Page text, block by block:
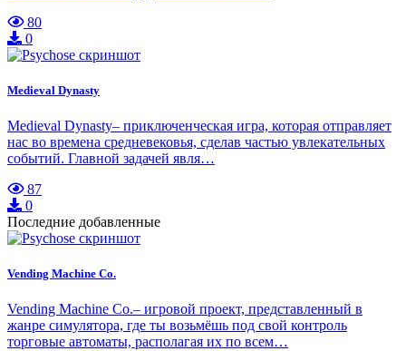
80
0
Medieval Dynasty
Medieval Dynasty– приключенческая игра, которая отправляет
нас во времена средневековья, сделав частью увлекательных
событий. Главной задачей явля…
87
0
Последние добавленные
Vending Machine Co.
Vending Machine Co.– игровой проект, представленный в
жанре симулятора, где ты возьмёшь под свой контроль
торговые автоматы, располагая их по всем…